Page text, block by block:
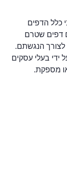
כלל הדפים
דפים שטרם
לצורך הנגשתם.
ידי בעלי עסקים
מספקת.